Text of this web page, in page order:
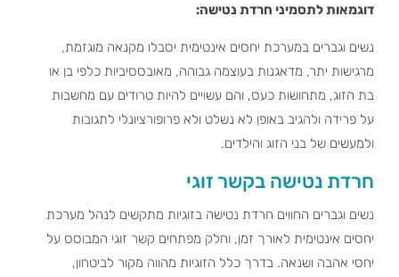
דוגמאות לתסמיני חרדת נטישה:
נשים וגברים במערכת יחסים אינטימית יסבלו מקנאה מוגזמת,
מרגישות יתר, מדאגנות בעוצמה גבוהה, מאובססיביות כלפי בן או
בת הזוג, מתחושות כעס, והם עשויים להיות טרודים עם מחשבות
על פרידה ולהגיב באופן לא נשלט ולא פרופורציונלי לתגובות
ולמעשים של בני הזוג והילדים.
חרדת נטישה בקשר זוגי
נשים וגברים החווים חרדת נטישה בזוגיות מתקשים לנהל מערכת
יחסים אינטימית לאורך זמן, וחלק מפתחים קשר זוגי המבוסס על
יחסי אהבה ושנאה. בדרך כלל הזוגיות מהווה מקור לביטחון,